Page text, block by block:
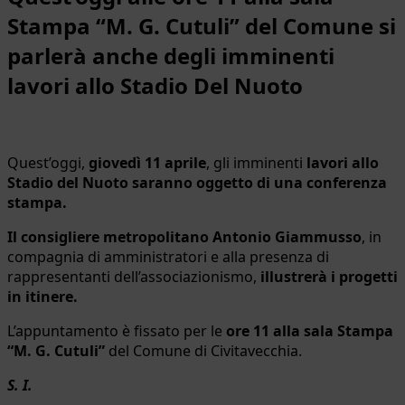
Stampa “M. G. Cutuli” del Comune si
parlerà anche degli imminenti
lavori allo Stadio Del Nuoto
Quest’oggi, giovedì 11 aprile, gli imminenti lavori allo
Stadio del Nuoto saranno oggetto di una conferenza
stampa.
Il consigliere metropolitano Antonio Giammusso, in
compagnia di amministratori e alla presenza di
rappresentanti dell’associazionismo, illustrerà i progetti
in itinere.
L’appuntamento è fissato per le ore 11 alla sala Stampa
“M. G. Cutuli” del Comune di Civitavecchia.
S. I.